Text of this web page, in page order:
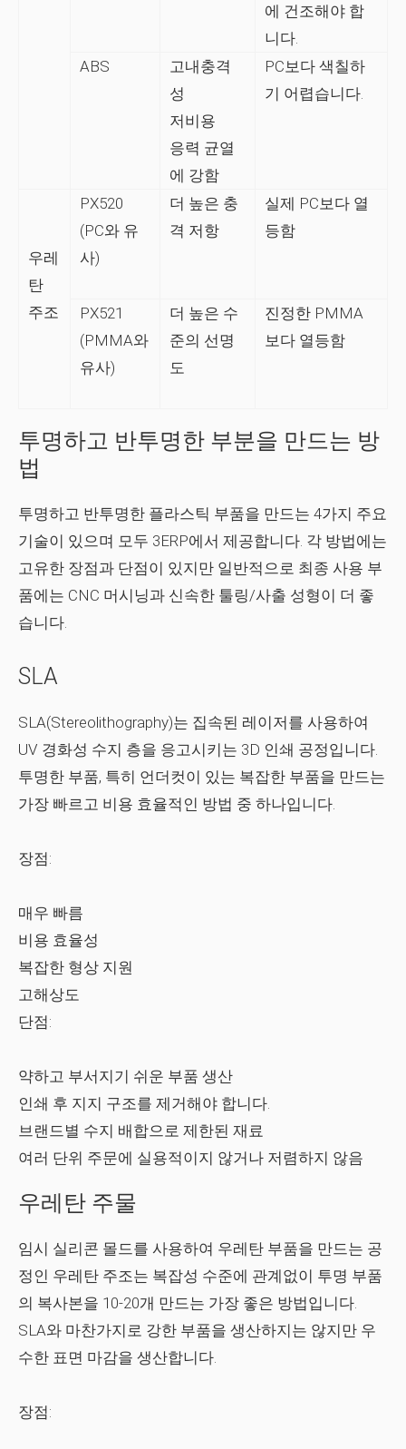
에 건조해야 합
니다.
ABS
고내충격
성
저비용
응력 균열
에 강함
PC보다 색칠하
기 어렵습니다.
우레
탄
주조
PX520
(PC와 유
사)
더 높은 충
격 저항
실제 PC보다 열
등함
PX521
(PMMA와
유사)
더 높은 수
준의 선명
도
진정한 PMMA
보다 열등함
투명하고 반투명한 부분을 만드는 방
법
투명하고 반투명한 플라스틱 부품을 만드는 4가지 주요
기술이 있으며 모두 3ERP에서 제공합니다. 각 방법에는
고유한 장점과 단점이 있지만 일반적으로 최종 사용 부
품에는 CNC 머시닝과 신속한 툴링/사출 성형이 더 좋
습니다.
SLA
SLA(Stereolithography)는 집속된 레이저를 사용하여
UV 경화성 수지 층을 응고시키는 3D 인쇄 공정입니다.
투명한 부품, 특히 언더컷이 있는 복잡한 부품을 만드는
가장 빠르고 비용 효율적인 방법 중 하나입니다.
장점:
매우 빠름
비용 효율성
복잡한 형상 지원
고해상도
단점:
약하고 부서지기 쉬운 부품 생산
인쇄 후 지지 구조를 제거해야 합니다.
브랜드별 수지 배합으로 제한된 재료
여러 단위 주문에 실용적이지 않거나 저렴하지 않음
우레탄 주물
임시 실리콘 몰드를 사용하여 우레탄 부품을 만드는 공
정인 우레탄 주조는 복잡성 수준에 관계없이 투명 부품
의 복사본을 10-20개 만드는 가장 좋은 방법입니다.
SLA와 마찬가지로 강한 부품을 생산하지는 않지만 우
수한 표면 마감을 생산합니다.
장점: